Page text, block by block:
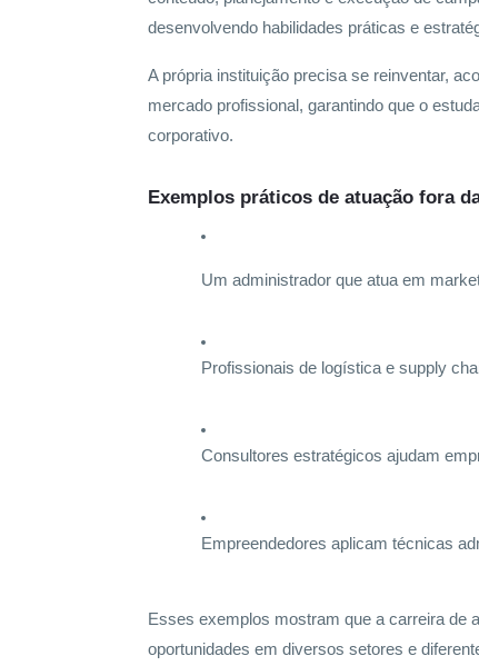
desenvolvendo habilidades práticas e
A própria instituição precisa se reinventar,
mercado profissional, garantindo que o
corporativo.
Exemplos práticos de atuação fora
Um administrador que atua em
Profissionais de logística e supply
Consultores estratégicos ajudam
Empreendedores aplicam técnicas
Esses exemplos mostram que a carreira de
oportunidades em diversos setores e